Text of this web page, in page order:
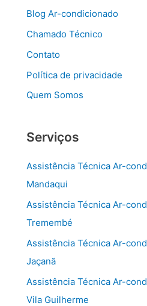
Blog Ar-condicionado
Chamado Técnico
Contato
Política de privacidade
Quem Somos
Serviços
Assistência Técnica Ar-
Mandaqui
Assistência Técnica Ar-
Tremembé
Assistência Técnica Ar-
Jaçanã
Assistência Técnica Ar-
Vila Guilherme